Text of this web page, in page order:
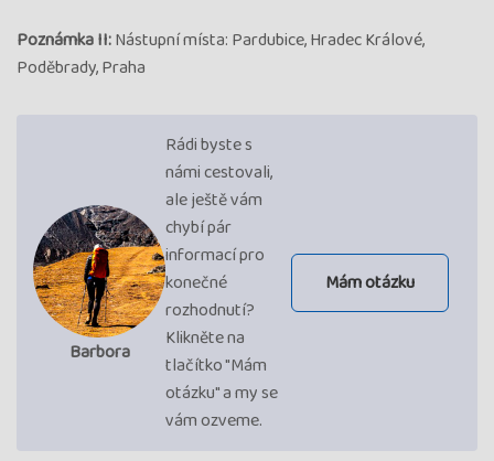
Poznámka II:Nástupní místa: Pardubice, Hradec Králové,
Poděbrady, Praha
Barbora
Rádi byste s
námi cestovali,
ale ještě vám
chybí pár
informací pro
konečné
rozhodnutí?
Klikněte na
tlačítko "Mám
otázku" a my se
vám ozveme.
Mám otázku